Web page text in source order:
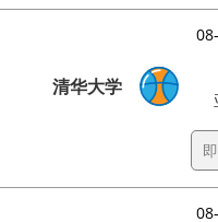
清华大学